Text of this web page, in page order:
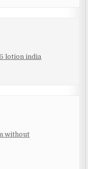
lotion india
without